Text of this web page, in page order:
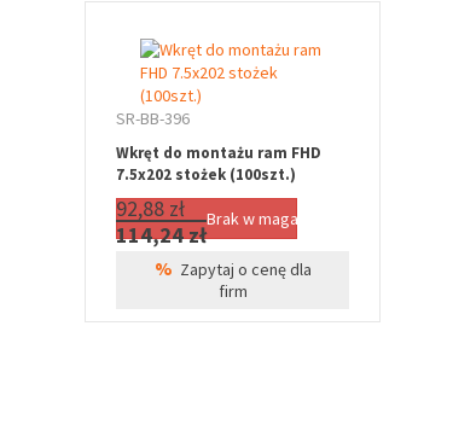
SR-BB-396
Wkręt do montażu ram FHD
7.5x202 stożek (100szt.)
92,88 zł
114,24 zł
Brak w magazynie
% Zapytaj o cenę dla
firm